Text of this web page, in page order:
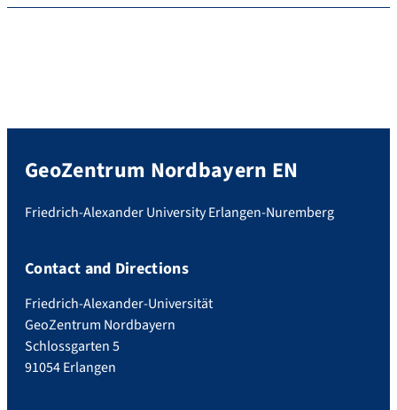
GeoZentrum Nordbayern EN
Friedrich-Alexander University Erlangen-Nuremberg
Contact and Directions
Friedrich-Alexander-Universität
GeoZentrum Nordbayern
Schlossgarten 5
91054 Erlangen